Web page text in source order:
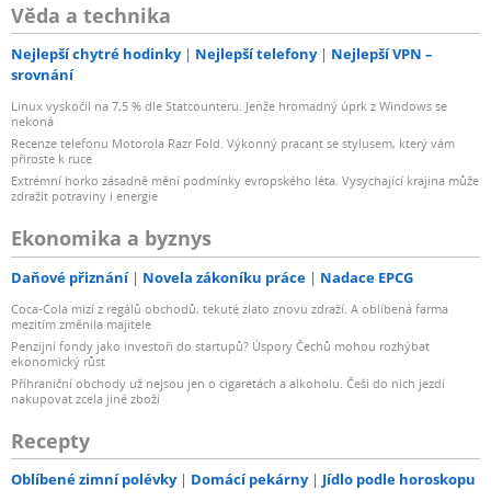
Věda a technika
Nejlepší chytré hodinky Nejlepší telefony
Nejlepší VPN –
srovnání
Linux vyskočil na 7,5 % dle Statcounteru. Jenže hromadný úprk z Windows se
nekoná
Recenze telefonu Motorola Razr Fold. Výkonný pracant se stylusem, který vám
přiroste k ruce
Extrémní horko zásadně mění podmínky evropského léta. Vysychající krajina může
zdražit potraviny i energie
Ekonomika a byznys
Daňové přiznání Novela zákoníku práce Nadace EPCG
Coca-Cola mizí z regálů obchodů, tekuté zlato znovu zdraží. A oblíbená farma
mezitím změnila majitele
Penzijní fondy jako investoři do startupů? Úspory Čechů mohou rozhýbat
ekonomický růst
Příhraniční obchody už nejsou jen o cigaretách a alkoholu. Češi do nich jezdí
nakupovat zcela jiné zboží
Recepty
Oblíbené zimní polévky Domácí pekárny Jídlo podle horoskopu